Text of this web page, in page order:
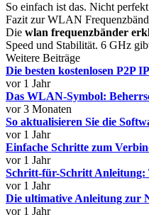
So einfach ist das. Nicht
Fazit zur WLAN
Die wlan frequenzbänder
Speed und Stabilität. 6 GHz
Weitere Beiträge
Die besten kostenlosen P2P
vor 1 Jahr
Das WLAN-Symbol:
vor 3 Monaten
So aktualisieren Sie die
vor 1 Jahr
Einfache Schritte zum
vor 1 Jahr
Schritt-für-Schritt Anleitung:
vor 1 Jahr
Die ultimative Anleitung zur
vor 1 Jahr